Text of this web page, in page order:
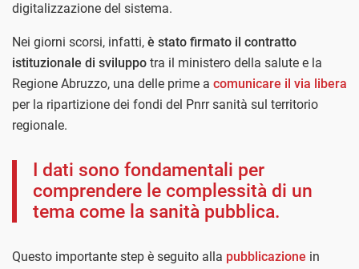
digitalizzazione del sistema.
Nei giorni scorsi, infatti, è stato firmato il contratto
istituzionale di sviluppo tra il ministero della salute e la
Regione Abruzzo, una delle prime a comunicare il via libera
per la ripartizione dei fondi del Pnrr sanità sul territorio
regionale.
I dati sono fondamentali per
comprendere le complessità di un
tema come la sanità pubblica.
Questo importante step è seguito alla pubblicazione in